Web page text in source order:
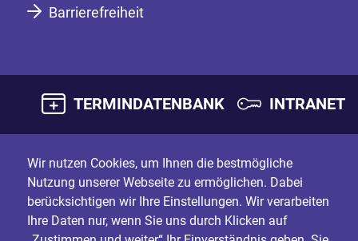
Barrierefreiheit
TERMINDATENBANK INTRANET
Wir nutzen Cookies, um Ihnen die bestmögliche
Nutzung unserer Webseite zu ermöglichen. Dabei
berücksichtigen wir Ihre Einstellungen. Wir verarbeiten
Ihre Daten nur, wenn Sie uns durch Klicken auf